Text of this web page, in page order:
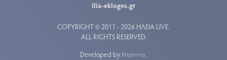
ilia-ekloges.gr
COPYRIGHT © 2011 - 2026 ΗΛΕΙΑ LIVE.
ALL RIGHTS RESERVED.
Developed by Nuevvo.